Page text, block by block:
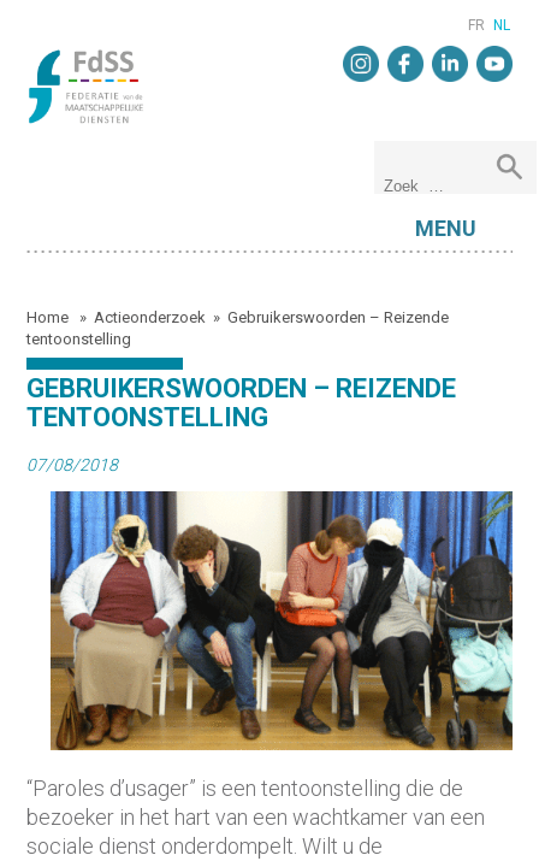
FR NL
MENU
Home »Actieonderzoek »Gebruikerswoorden – Reizende
tentoonstelling
GEBRUIKERSWOORDEN – REIZENDE
TENTOONSTELLING
07/08/2018
“Paroles d’usager” is een tentoonstelling die de
bezoeker in het hart van een wachtkamer van een
sociale dienst onderdompelt. Wilt u de